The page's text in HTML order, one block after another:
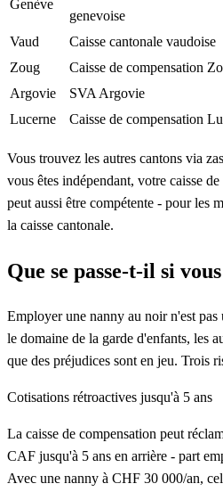
Genève
genevoise
Vaud Caisse cantonale vaudoise
Zoug
Caisse de compensation
Argovie
SVA Argovie
Lucerne
Caisse de compensation
Vous trouvez les autres cantons via
vous êtes indépendant, votre caisse
peut aussi être compétente - pour les
la caisse cantonale.
Que se passe-t-il si
Employer une nanny au noir n'est
le domaine de la garde d'enfants, les
que des préjudices sont en jeu. Trois
Cotisations rétroactives jusqu'à 5 ans
La caisse de compensation peut
CAF jusqu'à 5 ans en arrière - part
Avec une nanny à CHF 30 000/an,